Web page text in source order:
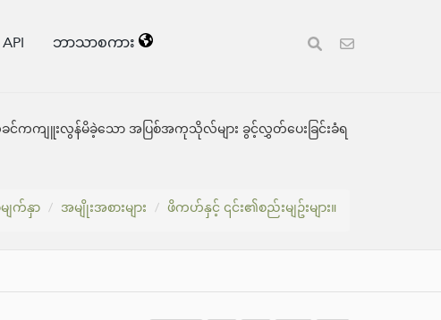
ဘာသာစကား
ကျူးလွန်မိခဲ့သော အပြစ်အကုသိုလ်များ ခွင့်လွှတ်ပေးခြင်းခံရ
ျက်နှာ အမျိုးအစားများ ဖိကဟ်နှင့် ၎င်း၏စည်းမျဥ်းများ။